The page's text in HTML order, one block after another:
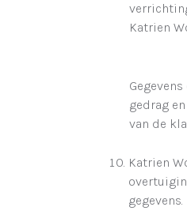
Katrien
gedrag
van de
Katrien
gegevens.